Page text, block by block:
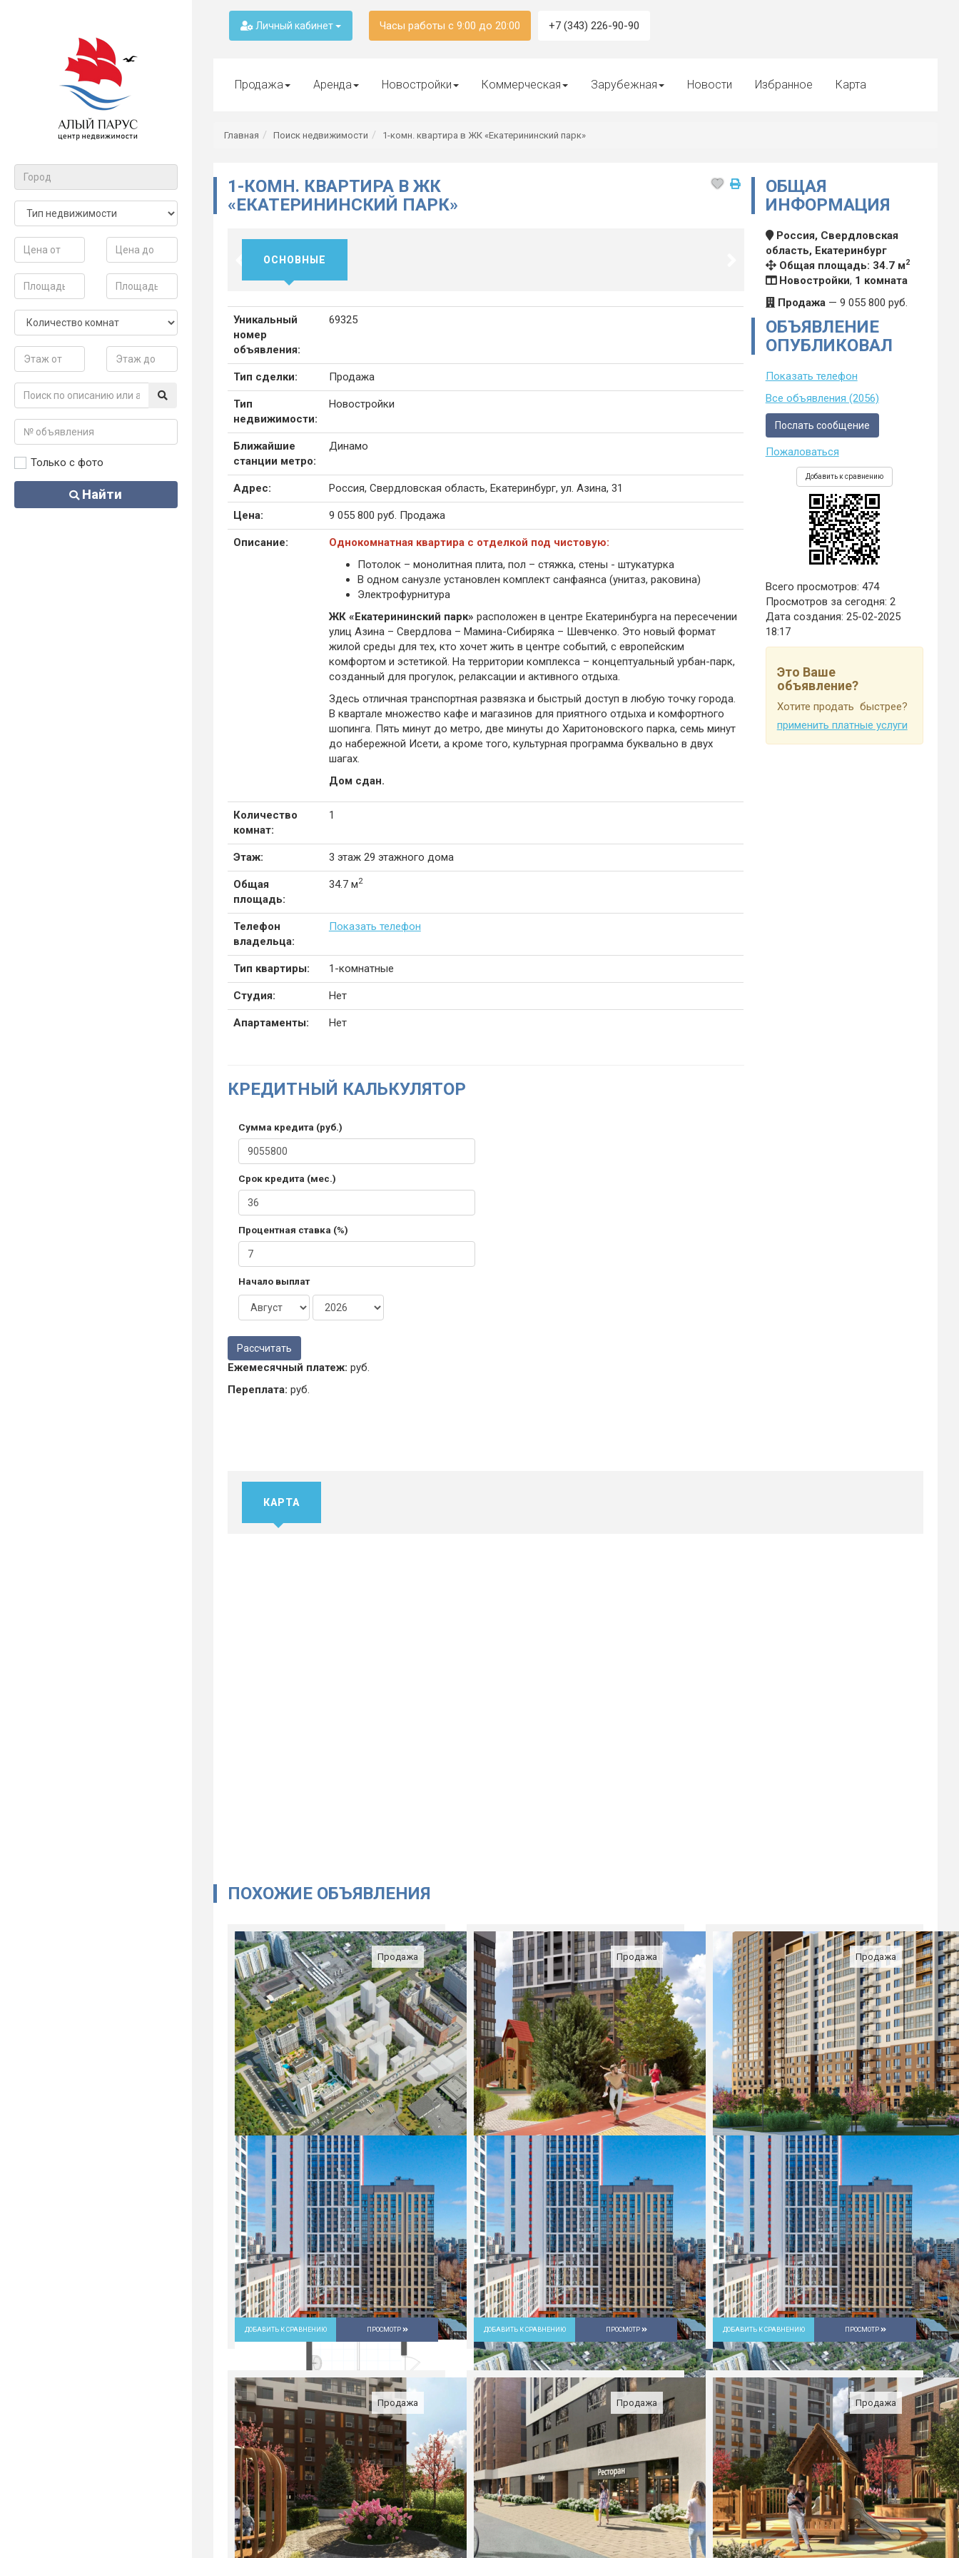
Только с фото
Найти
Личный кабинет Часы работы с 9:00 до 20:00 +7 (343) 226-90-90
Продажа Аренда Новостройки Коммерческая Зарубежная Новости Избранное Карта
Главная Поиск недвижимости 1-комн. квартира в ЖК «Екатерининский парк»
1-КОМН. КВАРТИРА В ЖК
«ЕКАТЕРИНИНСКИЙ ПАРК»
ОСНОВНЫЕ
Уникальный
номер
объявления:
69325
Тип сделки: Продажа
Тип
недвижимости:
Новостройки
Ближайшие
станции метро:
Динамо
Адрес: Россия, Свердловская область, Екатеринбург, ул. Азина, 31
Цена: 9 055 800 руб. Продажа
Описание:
Однокомнатная квартира с отделкой под чистовую:
Потолок – монолитная плита, пол – стяжка, стены - штукатурка
В одном санузле установлен комплект санфаянса (унитаз, раковина)
Электрофурнитура
ЖК «Екатерининский парк» расположен в центре Екатеринбурга на пересечении
улиц Азина – Свердлова – Мамина-Сибиряка – Шевченко. Это новый формат
жилой среды для тех, кто хочет жить в центре событий, с европейским
комфортом и эстетикой. На территории комплекса – концептуальный урбан-парк,
созданный для прогулок, релаксации и активного отдыха.
Здесь отличная транспортная развязка и быстрый доступ в любую точку города.
В квартале множество кафе и магазинов для приятного отдыха и комфортного
шопинга. Пять минут до метро, две минуты до Харитоновского парка, семь минут
до набережной Исети, а кроме того, культурная программа буквально в двух
шагах.
Дом сдан.
Количество
комнат:
1
Этаж: 3 этаж 29 этажного дома
Общая
площадь:
34.7 м2
Телефон
владельца:
Показать телефон
Тип квартиры: 1-комнатные
Студия: Нет
Апартаменты: Нет
КРЕДИТНЫЙ КАЛЬКУЛЯТОР
Сумма кредита (руб.)
Срок кредита (мес.)
Процентная ставка (%)
Начало выплат
Ежемесячный платеж: руб.
Переплата: руб.
ОБЩАЯ
ИНФОРМАЦИЯ
Россия, Свердловская
область, Екатеринбург
Общая площадь: 34.7 м2
Новостройки, 1 комната
Продажа— 9 055 800 руб.
ОБЪЯВЛЕНИЕ
ОПУБЛИКОВАЛ
Показать телефон
Все объявления (2056)
Послать сообщение
Пожаловаться
Добавить к сравнению
Всего просмотров: 474
Просмотров за сегодня: 2
Дата создания: 25-02-2025
18:17
Это Ваше
объявление?
Хотите продать быстрее?
применить платные услуги
КАРТА
ПОХОЖИЕ ОБЪЯВЛЕНИЯ
Продажа
ДОБАВИТЬ К СРАВНЕНИЮ ПРОСМОТР
Продажа
ДОБАВИТЬ К СРАВНЕНИЮ ПРОСМОТР
Продажа
ДОБАВИТЬ К СРАВНЕНИЮ ПРОСМОТР
Продажа Продажа Продажа